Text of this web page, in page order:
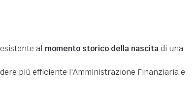
al momento storico della nascitadi una
più efficiente l'Amministrazione Finanziaria e